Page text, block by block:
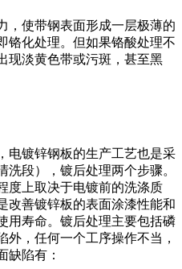
，使带钢表面形成一层极薄的
铬化处理。但如果铬酸处理不
现淡黄色带或污斑，甚至黑
电镀锌钢板的生产工艺也是采
洗段），镀后处理两个步骤。
度上取决于电镀前的洗涤质
改善镀锌板的表面涂漆性能和
用寿命。镀后处理主要包括磷
，任何一个工序操作不当，
缺陷有：